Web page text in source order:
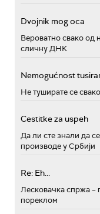
Dvojnik mog oca
Вероватно свако од
сличну ДНК
Nemogućnost
Не туширате се
Cestitke za uspeh
Да ли сте знали да
производе у Србији
Re: Eh...
Лесковачка спржа –
пореклом